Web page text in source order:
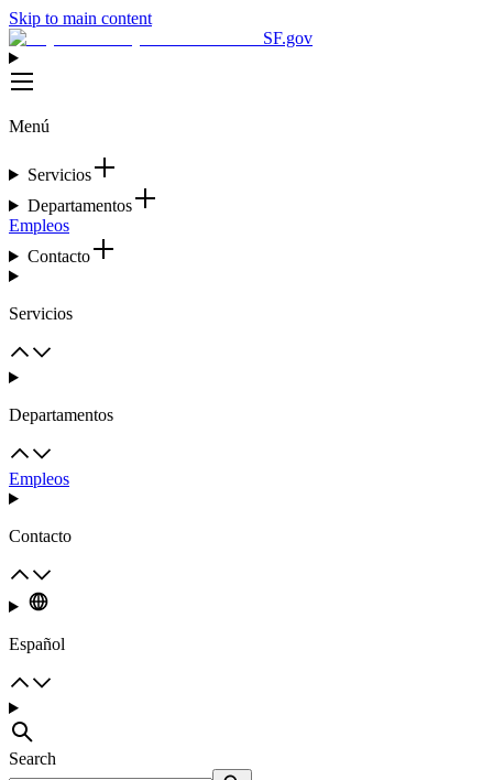
Skip to main content
SF.gov
Menú
Servicios
Departamentos
Empleos
Contacto
Servicios
Departamentos
Empleos
Contacto
Español
Search